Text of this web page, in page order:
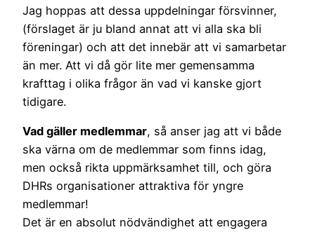
Jag hoppas att dessa uppdelningar försvinner,
(förslaget är ju bland annat att vi alla ska bli
föreningar) och att det innebär att vi samarbetar
än mer. Att vi då gör lite mer gemensamma
krafttag i olika frågor än vad vi kanske gjort
tidigare.
Vad gäller medlemmar, så anser jag att vi både
ska värna om de medlemmar som finns idag,
men också rikta uppmärksamhet till, och göra
DHRs organisationer attraktiva för yngre
medlemmar!
Det är en absolut nödvändighet att engagera